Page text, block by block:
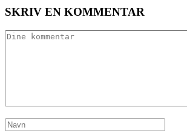
SKRIV EN KOMMENTAR